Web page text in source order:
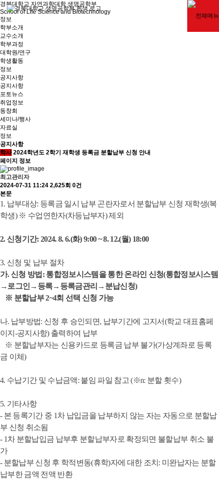
경북대학교 자연과학대학 생명공학부
School of Life Science and Biotechnology
정보
학부소개
교수소개
학부과정
대학원/연구
학생활동
정보
공지사항
공지사항
포토뉴스
취업정보
동창회
세미나/행사
자료실
정보
공지사항
학사 2024학년도 2학기 재학생 등록금 분할납부 신청 안내
페이지 정보
최고관리자
2024-07-31 11:24 2,625회 0건
본문
1. 납부대상: 등록금 일시 납부 곤란자로서 분할납부 신청 재학생(복
학생) ※ 수업연한자(차등납부자)제외
2.신청기간: 2024. 8. 6.(화) 9:00 ~ 8. 12.(월) 18:00
3. 신청 및 납부 절차
가.신청 방법 : 통합정보시스템을 통한 온라인 신청(통합정보시스템
→ 로그인 → 등록→ 등록금관리 → 분납신청)
※ 분할납부2~4회 선택 신청 가능
나. 납부방법: 신청 후 승인되면, 납부기간에 고지서(학교 대표홈페
이지 -공지사항) 출력하여 납부
※ 분할납부자는 신용카드로 등록금 납부 불가(가상계좌로 등록
금 이체)
4. 수납기간 및 수납금액: 붙임 파일 참고(※n: 분할 횟수)
5. 기타사항
- 본 등록기간 중 1차 납입금을 납부하지 않는 자는 자동으로 분할납
부 신청 취소됨
- 1차 분할납입금 납부후 분할납부자로 확정되면 불할납부 취소 불
가
- 분할납부 신청 후 학적변동(휴학)자에 대한 조치 : 미완납자는 분할
납부한 금액 전액 반환